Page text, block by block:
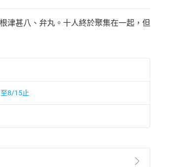
津甚八、弁丸。十人終於聚集在一起，但
8/15止